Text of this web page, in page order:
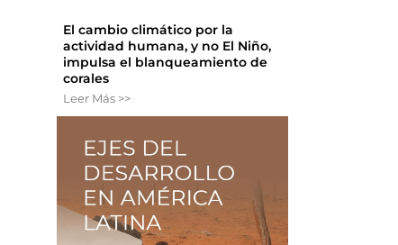
El cambio climático por la
actividad humana, y no El Niño,
impulsa el blanqueamiento de
corales
Leer Más >>